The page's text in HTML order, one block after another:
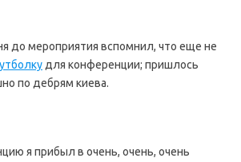
до мероприятия вспомнил, что еще не
для конференции; пришлось
по дебрям киева.
я прибыл в очень, очень, очень